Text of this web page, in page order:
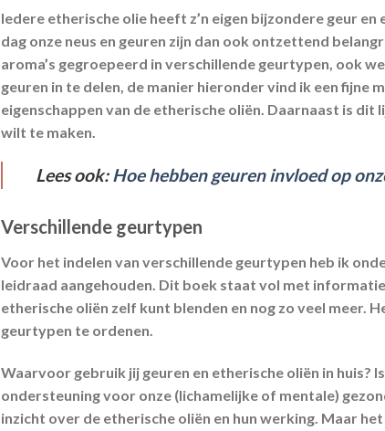
Iedere etherische olie heeft z’n eigen bijzondere geur
dag onze neus en geuren zijn dan ook ontzettend
aroma’s gegroepeerd in verschillende geurtypen, ook
geuren in te delen, de manier hieronder vind ik een fijne
eigenschappen van de etherische oliën. Daarnaast is
wilt te maken.
Lees ook:Hoe hebben geuren invloed op
Verschillende geurtypen
Voor het indelen van verschillende geurtypen heb ik
leidraad aangehouden. Dit boek staat vol met
etherische oliën zelf kunt blenden en nog zo veel meer.
geurtypen te ordenen.
Waarvoor gebruik jij geuren en etherische oliën in huis?
ondersteuning voor onze (lichamelijke of mentale)
inzicht over de etherische oliën en hun werking. Maar